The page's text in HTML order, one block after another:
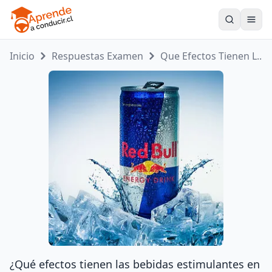
Inicio Respuestas Examen Que Efectos Tienen L...
¿Qué efectos tienen las bebidas estimulantes en